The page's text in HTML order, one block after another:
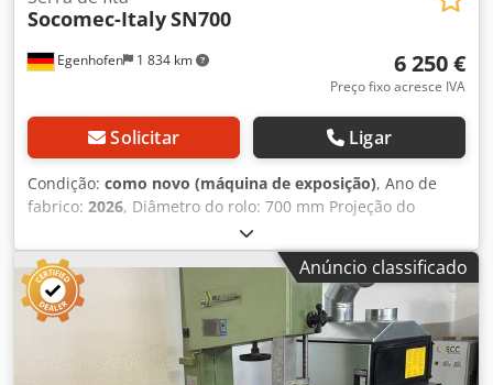
Egenhofen 1 834 km
Socomec-ItalySN700
6 250 €
Preço fixo acresce IVA
Solicitar Ligar
Condição: como novo (máquina de exposição), Ano de
fabrico: 2026, Diâmetro do rolo: 700 mm Projeção do
suporte: 670 mm Profundidade de corte: 430mm Tabela
inclinável: sim 0 a + 20 Tamanho da mesa: 700 x 930 mm
Velocidade da correia: 18 m/min Potência do motor: 3 kW /
400V Freio motor: sim / automático Conexão de sucção: 2 x
100mm Dedpfxjhpl Tqs Af Rock Comprimento da máquina:
1260 mm Largura da máquina: 750 mm Altura da
máquina: 2230 mm Peso: 420 kg
Anúncio classificado